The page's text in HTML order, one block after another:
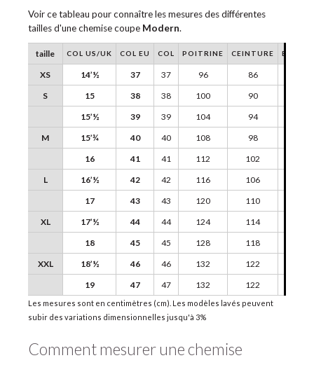
Voir ce tableau pour connaître les mesures des différentes
tailles d'une chemise coupe Modern.
COL US/UK COL EU COL POITRINE CEINTURE
14’½ 37 37 96 86
15
38 38 100 90
15’½
39 39 104 94
15’¾
40 40 108 98
16
41 41 112 102
16’½
42 42 116 106
17
43 43 120 110
17’½
44 44 124 114
18
45 45 128 118
18’½
46 46 132 122
19
47 47 132 122
taille
XS
S
M
L
XL
XXL
Les mesures sont en centimètres (cm). Les modèles lavés peuvent
subir des variations dimensionnelles jusqu'à 3%
Comment mesurer une chemise